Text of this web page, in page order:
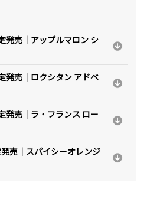
発売｜アップルマロン シ
発売｜ロクシタン アドベ
発売｜ラ・フランス ロー
売｜スパイシーオレンジ